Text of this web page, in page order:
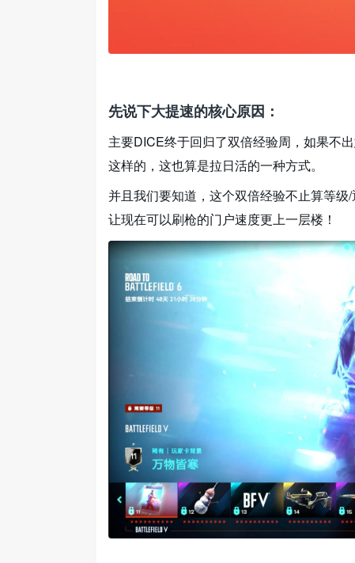
先说下大提速的核心原因：
主要DICE终于回归了双倍经验周，如果不
这样的，这也算是拉日活的一种方式。
并且我们要知道，这个双倍经验不止算等
让现在可以刷枪的门户速度更上一层楼！